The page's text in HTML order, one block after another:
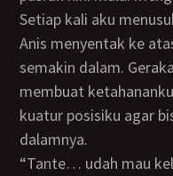
Setiap kali aku menusukkan penisku, pinggul Tante
Anis menyentak ke
semakin dalam.
membuat
kuatur posisiku agar
dalamnya.
“Tante… udah mau